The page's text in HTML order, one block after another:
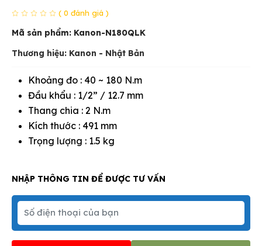
( 0 đánh giá )
Mã sản phẩm: Kanon-N180QLK
Thương hiệu: Kanon - Nhật Bản
Khoảng đo : 40 ~ 180 N.m
Đầu khẩu : 1/2” / 12.7 mm
Thang chia : 2 N.m
Kích thước : 491 mm
Trọng lượng : 1.5 kg
NHẬP THÔNG TIN ĐỂ ĐƯỢC TƯ VẤN